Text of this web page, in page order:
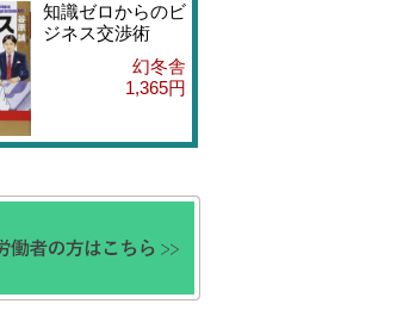
知識ゼロからのビ
ジネス交渉術
幻冬舎
1,365円